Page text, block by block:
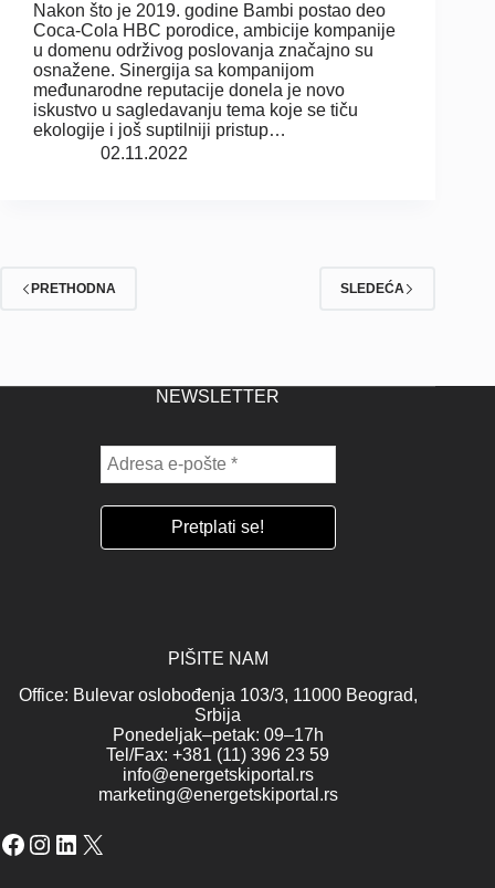
Nakon što je 2019. godine Bambi postao deo
Coca-Cola HBC porodice, ambicije kompanije
u domenu održivog poslovanja značajno su
osnažene. Sinergija sa kompanijom
međunarodne reputacije donela je novo
iskustvo u sagledavanju tema koje se tiču
ekologije i još suptilniji pristup…
02.11.2022
PRETHODNA SLEDEĆA
NEWSLETTER
PIŠITE NAM
Office: Bulevar oslobođenja 103/3, 11000 Beograd,
Srbija
Ponedeljak–petak: 09–17h
Tel/Fax: +381 (11) 396 23 59
info@energetskiportal.rs
marketing@energetskiportal.rs
Facebook
Instagram
LinkedIn
X